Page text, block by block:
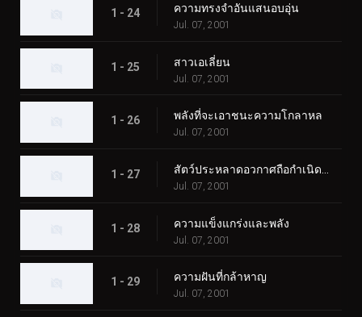
1 - 24 ความทรงจำอันแสนอบอุ่น
Jul. 07, 2001
1 - 25 สาวเอเลี่ยน
Jul. 07, 2001
1 - 26 พลังที่จะเอาชนะความโกลาหล
Jul. 07, 2001
1 - 27
Jul. 07, 2001
1 - 28 ความแข็งแกร่งและพลัง
Jul. 07, 2001
1 - 29 ความฝันที่กล้าหาญ
Jul. 07, 2001